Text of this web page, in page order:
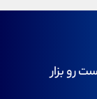
رو بزار